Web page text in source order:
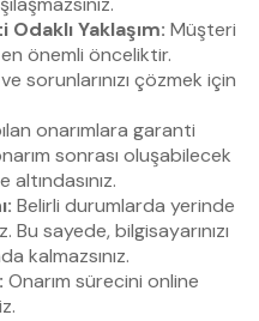
Yaklaşım: Müşteri
önemli önceliktir.
sorunlarınızı çözmek için
onarımlara garanti
sonrası oluşabilecek
Belirli durumlarda yerinde
Bu sayede, bilgisayarınızı
kalmazsınız.
Onarım sürecini online